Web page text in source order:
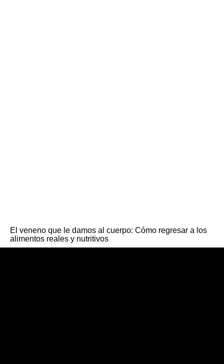
El veneno que le damos al cuerpo: Cómo regresar a los
alimentos reales y nutritivos